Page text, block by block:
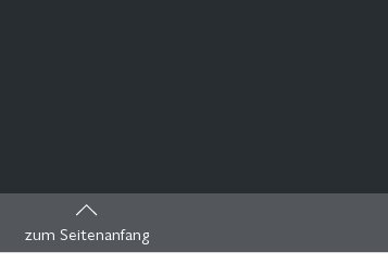
zum Seitenanfang